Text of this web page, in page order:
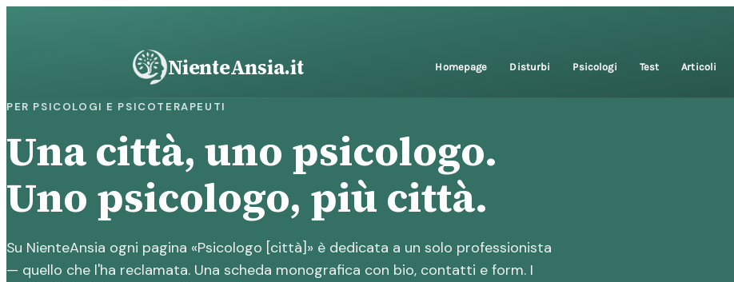
NienteAnsia.it Homepage Disturbi Psicologi Test Articoli
PER PSICOLOGI E PSICOTERAPEUTI
Una città, uno psicologo.
Uno psicologo, più città.
Su NienteAnsia ogni pagina «Psicologo [città]» è dedicata a un solo professionista
— quello che l'ha reclamata. Una scheda monografica con bio, contatti e form. I